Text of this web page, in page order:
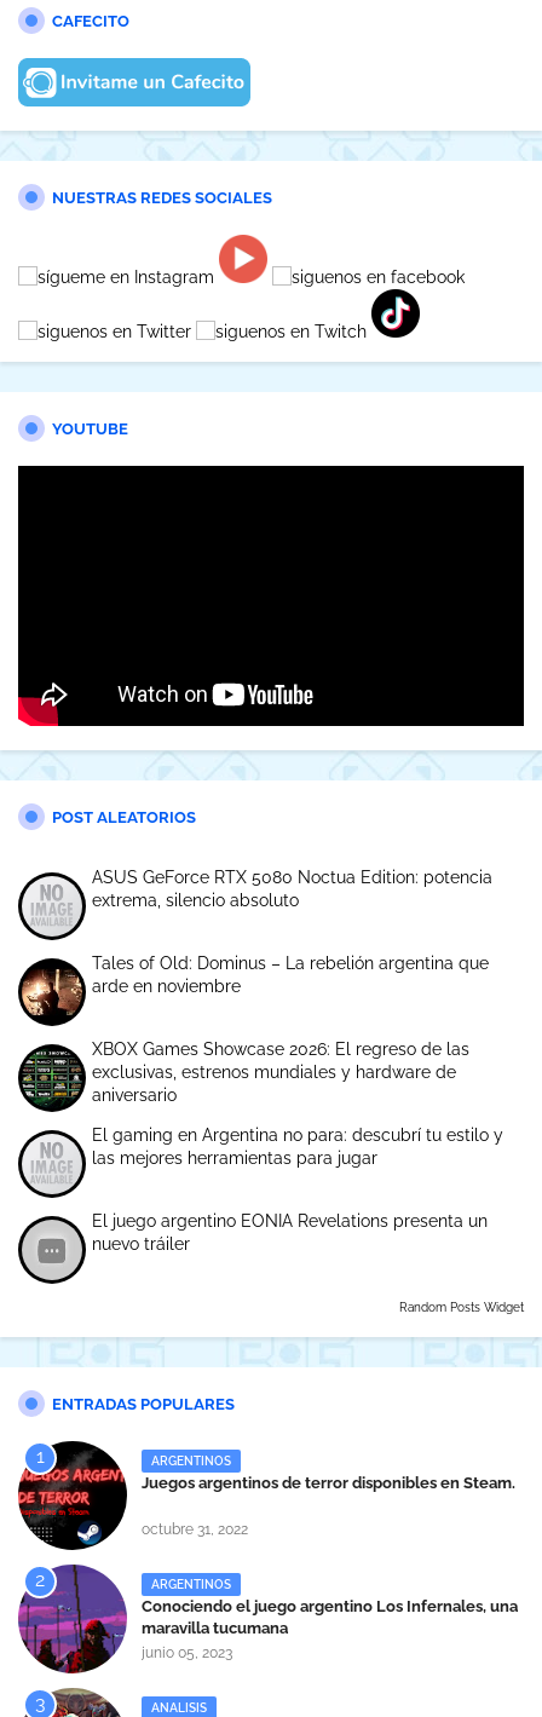
CAFECITO
NUESTRAS REDES SOCIALES
YOUTUBE
POST ALEATORIOS
ASUS GeForce RTX 5080 Noctua Edition: potencia
extrema, silencio absoluto
Tales of Old: Dominus – La rebelión argentina que
arde en noviembre
XBOX Games Showcase 2026: El regreso de las
exclusivas, estrenos mundiales y hardware de
aniversario
El gaming en Argentina no para: descubrí tu estilo y
las mejores herramientas para jugar
El juego argentino EONIA Revelations presenta un
nuevo tráiler
Random Posts Widget
ENTRADAS POPULARES
ARGENTINOS
Juegos argentinos de terror disponibles en Steam.
octubre 31, 2022
ARGENTINOS
Conociendo el juego argentino Los Infernales, una
maravilla tucumana
junio 05, 2023
ANALISIS